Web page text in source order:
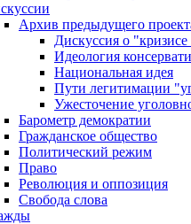
Архив предыдущего
Дискуссия о
Идеология
Национальная идея
Пути легитимации
Ужесточение
Барометр демократии
Гражданское общество
Политический режим
Право
Революция и оппозиция
Свобода слова